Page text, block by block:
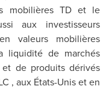
mobilières TD et le
aux investisseurs
valeurs mobilières
liquidité de marchés
de produits dérivés
, aux États-Unis et en